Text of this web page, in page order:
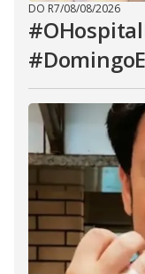
DO R7/08/08/2026